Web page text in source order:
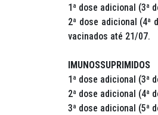
1ª dose adicional (3ª
2ª dose adicional (4ª
vacinados até 21/07.
IMUNOSSUPRIMIDOS
1ª dose adicional (3ª
2ª dose adicional (4ª
3ª dose adicional (5ª